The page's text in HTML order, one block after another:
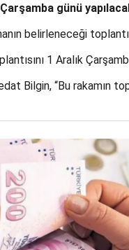
günü
belirleneceği
1 Aralık
Bilgin, “Bu rakamın